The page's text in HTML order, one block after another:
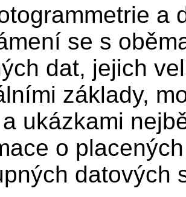
a
se s
dat, jejich
základy,
ukázkami
o
datových